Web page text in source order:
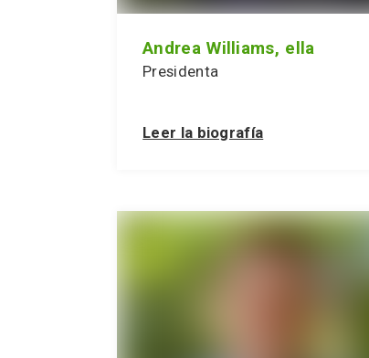
Andrea Williams, ella
Presidenta
Leer la biografía